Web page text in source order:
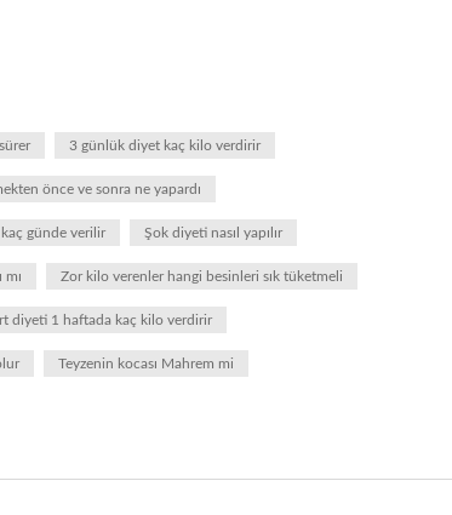
3 günlük diyet kaç kilo verdirir
önce ve sonra ne yapardı
günde verilir Şok diyeti nasıl yapılır
Zor kilo verenler hangi besinleri sık tüketmeli
diyeti 1 haftada kaç kilo verdirir
Teyzenin kocası Mahrem mi